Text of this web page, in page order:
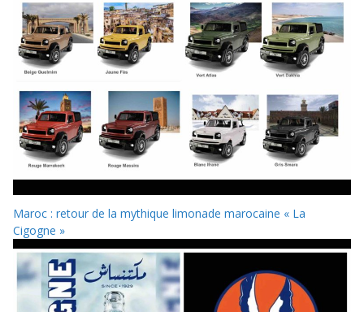
Maroc : retour de la mythique limonade marocaine « La
Cigogne »